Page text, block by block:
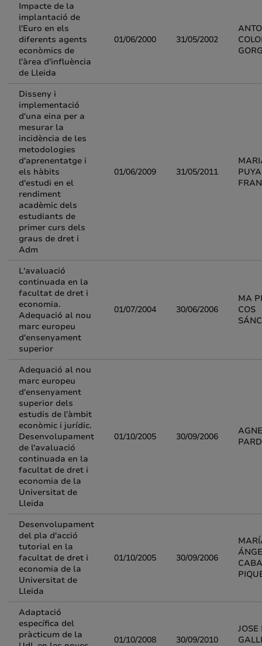
Impacte de la
implantació de
l'Euro en els
diferents agents
econòmics de
l'àrea d'influència
de Lleida
01/06/2000 31/05/2002
Disseny i
implementació
d'una eina per a
mesurar la
incidència de les
metodologies
d'aprenentatge i
els hàbits
d'estudi en el
rendiment
acadèmic dels
estudiants de
primer curs dels
graus de dret i
Adm
01/06/2009 31/05/2011
L'avaluació
continuada en la
facultat de dret i
economia.
Adequació al nou
marc europeu
d'ensenyament
superior
01/07/2004 30/06/2006
MA
COS
Adequació al nou
marc europeu
d'ensenyament
superior dels
estudis de l'àmbit
econòmic i jurídic.
Desenvolupament
de l'avaluació
continuada en la
facultat de dret i
economia de la
Universitat de
Lleida
01/10/2005 30/09/2006
Desenvolupament
del pla d'acció
tutorial en la
facultat de dret i
economia de la
Universitat de
Lleida
01/10/2005 30/09/2006
Adaptació
específica del
pràcticum de la
01/10/2008 30/09/2010
JOSE